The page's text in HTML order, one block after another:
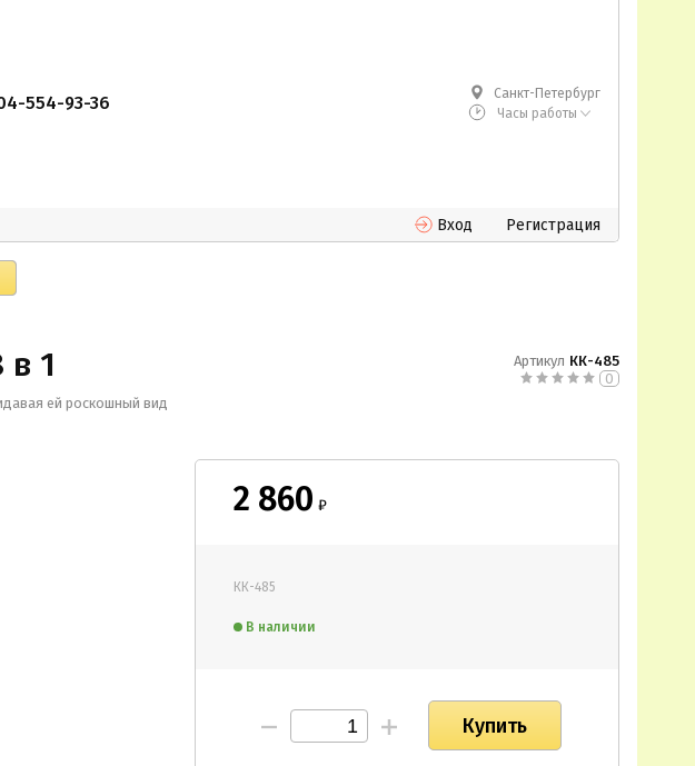
554-93-36
Санкт-Петербург
Часы работы
Вход Регистрация
1
ей роскошный вид
Артикул КК-485
0
2 860 ₽
КК-485
В наличии